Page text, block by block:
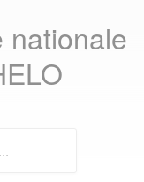
nationale